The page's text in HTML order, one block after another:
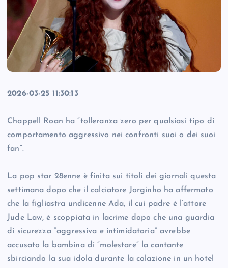
2026-03-25 11:30:13
Chappell Roan ha “tolleranza zero per qualsiasi tipo di
comportamento aggressivo nei confronti suoi o dei suoi
fan”.
La pop star 28enne è finita sui titoli dei giornali questa
settimana dopo che il calciatore Jorginho ha affermato
che la figliastra undicenne Ada, il cui padre è l’attore
Jude Law, è scoppiata in lacrime dopo che una guardia
di sicurezza “aggressiva e intimidatoria” avrebbe
accusato la bambina di “molestare” la cantante
sbirciando la sua idola durante la colazione in un hotel